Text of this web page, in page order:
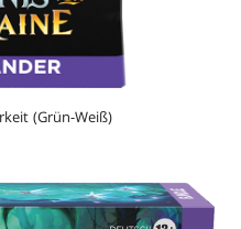
(Grün-Weiß)